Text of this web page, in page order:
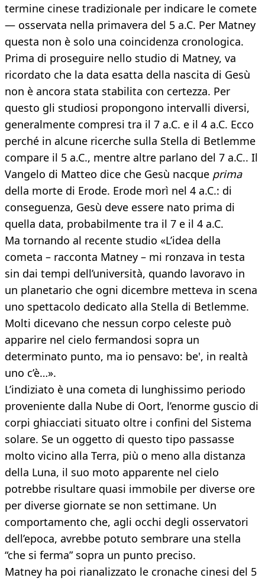
termine cinese tradizionale per indicare le comete
— osservata nella primavera del 5 a.C. Per Matney
questa non è solo una coincidenza cronologica.
Prima di proseguire nello studio di Matney, va
ricordato che la data esatta della nascita di Gesù
non è ancora stata stabilita con certezza. Per
questo gli studiosi propongono intervalli diversi,
generalmente compresi tra il 7 a.C. e il 4 a.C. Ecco
perché in alcune ricerche sulla Stella di Betlemme
compare il 5 a.C., mentre altre parlano del 7 a.C.. Il
Vangelo di Matteo dice che Gesù nacque prima
della morte di Erode. Erode morì nel 4 a.C.: di
conseguenza, Gesù deve essere nato prima di
quella data, probabilmente tra il 7 e il 4 a.C.
Ma tornando al recente studio «L’idea della
cometa – racconta Matney – mi ronzava in testa
sin dai tempi dell’università, quando lavoravo in
un planetario che ogni dicembre metteva in scena
uno spettacolo dedicato alla Stella di Betlemme.
Molti dicevano che nessun corpo celeste può
apparire nel cielo fermandosi sopra un
determinato punto, ma io pensavo: be', in realtà
uno c’è…».
L’indiziato è una cometa di lunghissimo periodo
proveniente dalla Nube di Oort, l’enorme guscio di
corpi ghiacciati situato oltre i confini del Sistema
solare. Se un oggetto di questo tipo passasse
molto vicino alla Terra, più o meno alla distanza
della Luna, il suo moto apparente nel cielo
potrebbe risultare quasi immobile per diverse ore
per diverse giornate se non settimane. Un
comportamento che, agli occhi degli osservatori
dell’epoca, avrebbe potuto sembrare una stella
“che si ferma” sopra un punto preciso.
Matney ha poi rianalizzato le cronache cinesi del 5